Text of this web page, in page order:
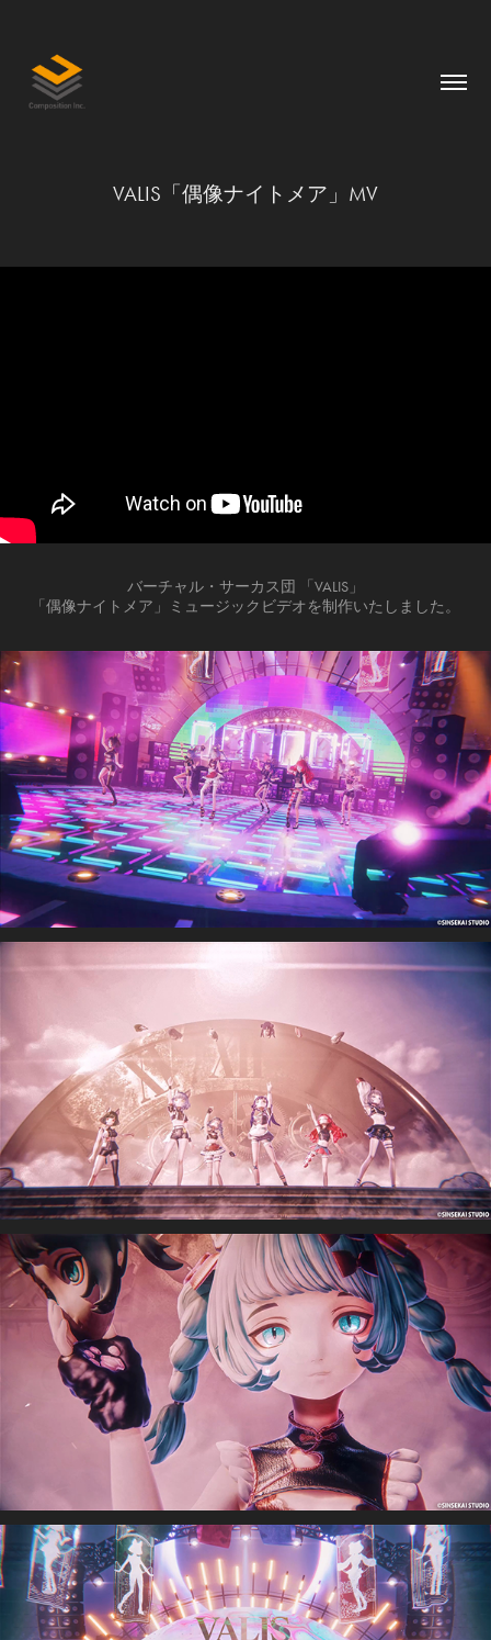
VALIS「偶像ナイトメア」MV
バーチャル・サーカス団 「VALIS」
「偶像ナイトメア」ミュージックビデオを制作いたしました。